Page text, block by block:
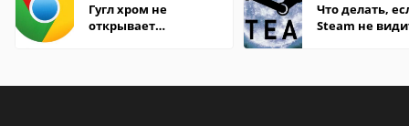
Гугл хром не
открывает
Что делать,
Steam не